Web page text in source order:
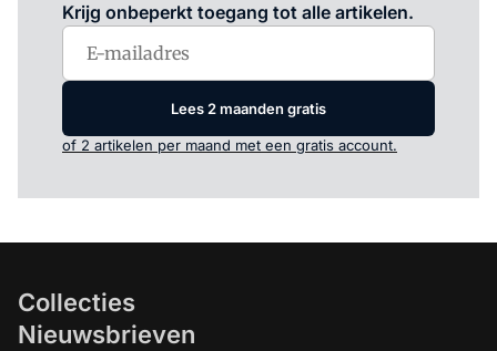
Krijg onbeperkt toegang tot alle artikelen.
Lees 2 maanden gratis
of 2 artikelen per maand met een gratis account.
Collecties
Nieuwsbrieven